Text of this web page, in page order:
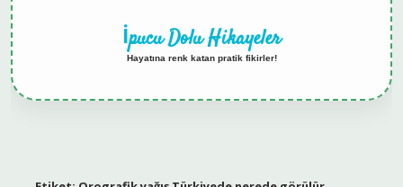
İpucu Dolu Hikayeler
Hayatına renk katan pratik fikirler!